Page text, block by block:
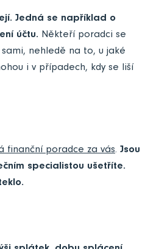
Jedná se například o
účtu. Někteří poradci se
nehledě na to, u jaké
i v případech, kdy se liší
finanční poradce za vás. Jsou
specialistou ušetříte.